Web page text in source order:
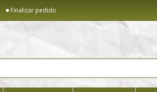
Finalizar pedido